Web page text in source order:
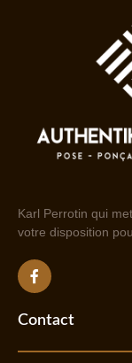
Karl Perrotin qui
votre disposition
Contact